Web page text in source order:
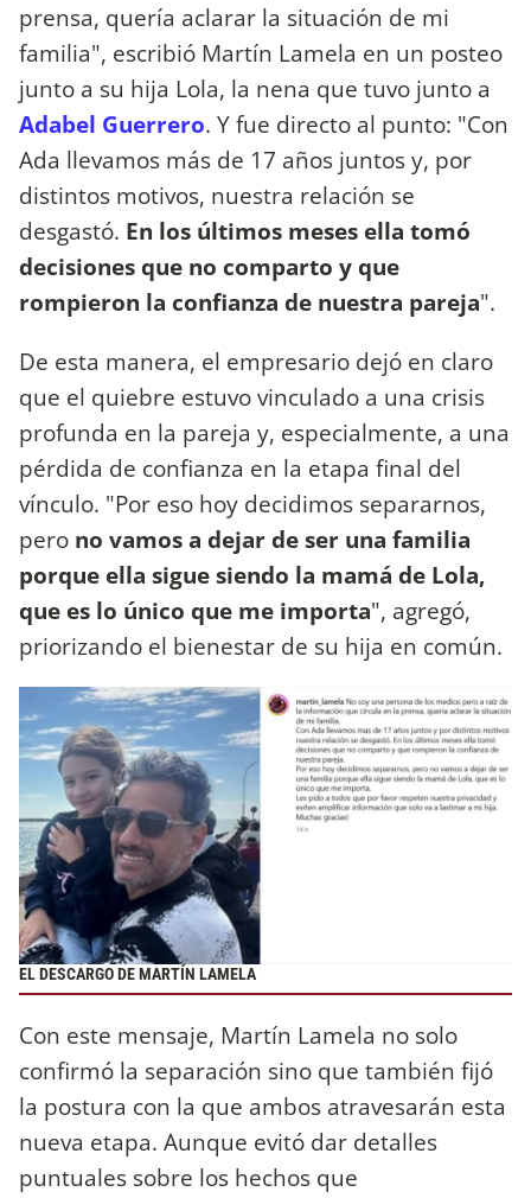
prensa, quería aclarar la situación de mi
familia", escribió Martín Lamela en un posteo
junto a su hija Lola, la nena que tuvo junto a
Adabel Guerrero. Y fue directo al punto: "Con
Ada llevamos más de 17 años juntos y, por
distintos motivos, nuestra relación se
desgastó. En los últimos meses ella tomó
decisiones que no comparto y que
rompieron la confianza de nuestra pareja".
De esta manera, el empresario dejó en claro
que el quiebre estuvo vinculado a una crisis
profunda en la pareja y, especialmente, a una
pérdida de confianza en la etapa final del
vínculo. "Por eso hoy decidimos separarnos,
pero no vamos a dejar de ser una familia
porque ella sigue siendo la mamá de Lola,
que es lo único que me importa", agregó,
priorizando el bienestar de su hija en común.
EL DESCARGO DE MARTÍN LAMELA
Con este mensaje, Martín Lamela no solo
confirmó la separación sino que también fijó
la postura con la que ambos atravesarán esta
nueva etapa. Aunque evitó dar detalles
puntuales sobre los hechos que